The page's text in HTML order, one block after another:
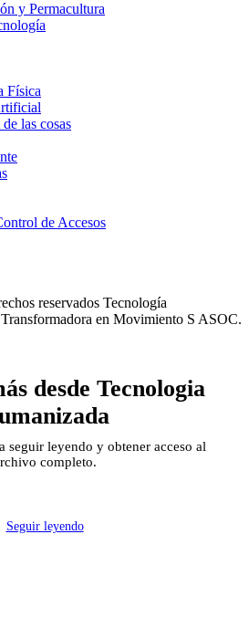
y Permacultura
Física
las cosas
de Accesos
reservados Tecnología
en Movimiento S ASOC.
desde Tecnologia
seguir leyendo y obtener acceso al
completo.
Seguir leyendo